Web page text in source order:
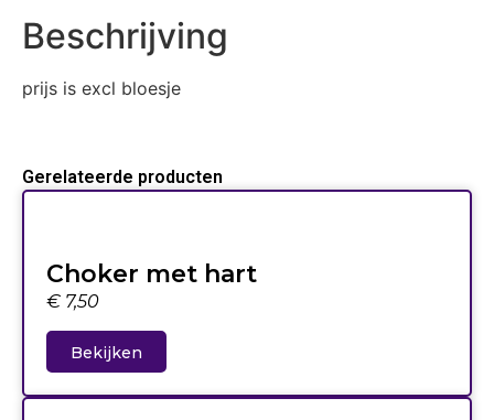
Beschrijving
prijs is excl bloesje
Gerelateerde producten
Choker met hart
€ 7,50
Bekijken